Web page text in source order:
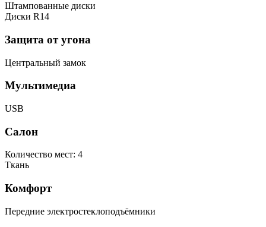
Штампованные диски
Диски R14
Защита от угона
Центральный замок
Мультимедиа
USB
Салон
Количество мест: 4
Ткань
Комфорт
Передние электростеклоподъёмники